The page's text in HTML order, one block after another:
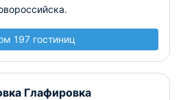
197 гостиниц
Глафировка